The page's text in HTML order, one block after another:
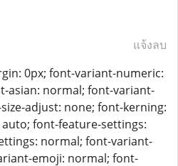
แจ้งลบ
0px; font-variant-numeric:
asian: normal; font-variant-
adjust: none; font-kerning:
font-feature-settings:
normal; font-variant-
emoji: normal; font-